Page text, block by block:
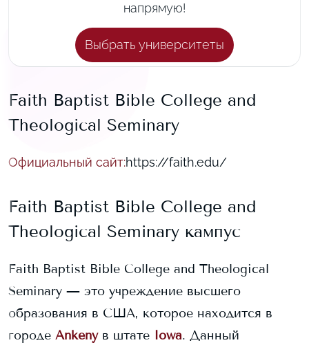
напрямую!
Выбрать университеты
Faith Baptist Bible College and
Theological Seminary
Официальный сайт:https://faith.edu/
Faith Baptist Bible College and
Theological Seminary кампус
Faith Baptist Bible College and Theological
Seminary — это учреждение высшего
образования в США, которое находится в
городе Ankeny в штате Iowa. Данный